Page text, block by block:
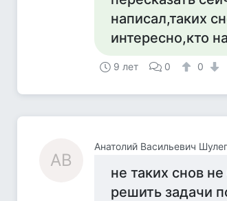
написал,таких
интересно,кто
9 лет 0 0
АВ
Анатолий Васильевич
не таких снов
решить задачи